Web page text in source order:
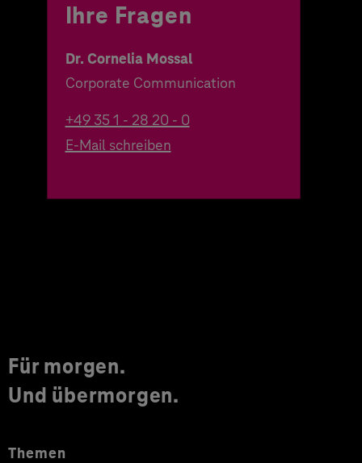
Ihre Fragen
Dr. Cornelia Mossal
Corporate Communication
+49 35 1 - 28 20 - 0
E-Mail schreiben
Für morgen.
Und übermorgen.
Themen